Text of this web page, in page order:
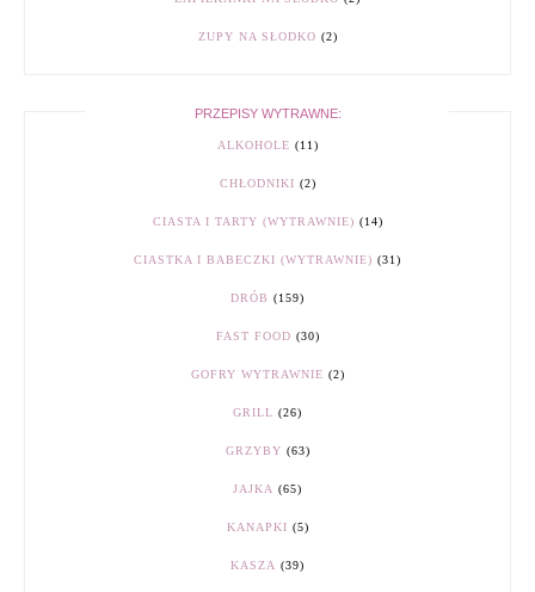
ZUPY NA SŁODKO (2)
PRZEPISY WYTRAWNE:
ALKOHOLE (11)
CHŁODNIKI (2)
CIASTA I TARTY (WYTRAWNIE) (14)
CIASTKA I BABECZKI (WYTRAWNIE) (31)
DRÓB (159)
FAST FOOD (30)
GOFRY WYTRAWNIE (2)
GRILL (26)
GRZYBY (63)
JAJKA (65)
KANAPKI (5)
KASZA (39)